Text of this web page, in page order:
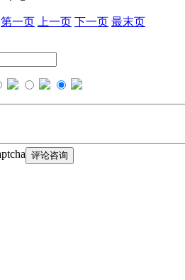
第一页 上一页 下一页 最末页